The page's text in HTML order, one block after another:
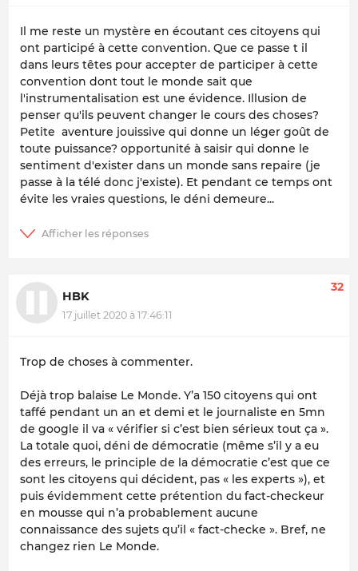
Il me reste un mystère en écoutant ces citoyens qui
ont participé à cette convention. Que ce passe t il
dans leurs têtes pour accepter de participer à cette
convention dont tout le monde sait que
l'instrumentalisation est une évidence. Illusion de
penser qu'ils peuvent changer le cours des choses?
Petite aventure jouissive qui donne un léger goût de
toute puissance? opportunité à saisir qui donne le
sentiment d'exister dans un monde sans repaire (je
passe à la télé donc j'existe). Et pendant ce temps ont
évite les vraies questions, le déni demeure...
HBK
17 juillet 2020 à 17:46:11
32
Trop de choses à commenter.
Déjà trop balaise Le Monde. Y’a 150 citoyens qui ont
taffé pendant un an et demi et le journaliste en 5mn
de google il va « vérifier si c’est bien sérieux tout ça ».
La totale quoi, déni de démocratie (même s’il y a eu
des erreurs, le principle de la démocratie c’est que ce
sont les citoyens qui décident, pas « les experts »), et
puis évidemment cette prétention du fact-checkeur
en mousse qui n’a probablement aucune
connaissance des sujets qu’il « fact-checke ». Bref, ne
changez rien Le Monde.